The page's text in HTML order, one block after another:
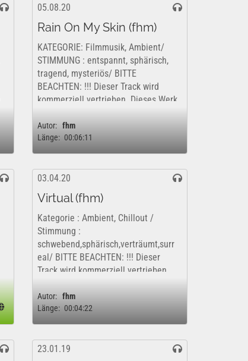
05.08.20
Rain On My Skin (fhm)
KATEGORIE: Filmmusik, Ambient/
STIMMUNG : entspannt, sphärisch,
tragend, mysteriös/ BITTE
BEACHTEN: !!! Dieser Track wird
kommerziell vertrieben. Dieses Werk
rechtlich für eine rein private,...
Autor: fhm
Länge: 00:06:11
03.04.20
Virtual (fhm)
Kategorie : Ambient, Chillout /
Stimmung :
schwebend,sphärisch,verträumt,surr
eal/ BITTE BEACHTEN: !!! Dieser
Track wird kommerziell vertrieben.
kostenfrei und rechtlich für eine rein
private,...
Autor: fhm
Länge: 00:04:22
23.01.19